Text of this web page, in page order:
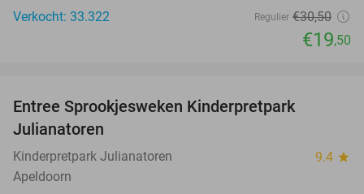
Verkocht: 33.322
Regulier €30,50
€19,50
Entree Sprookjesweken Kinderpretpark
Julianatoren
Kinderpretpark Julianatoren 9.4 star
Apeldoorn